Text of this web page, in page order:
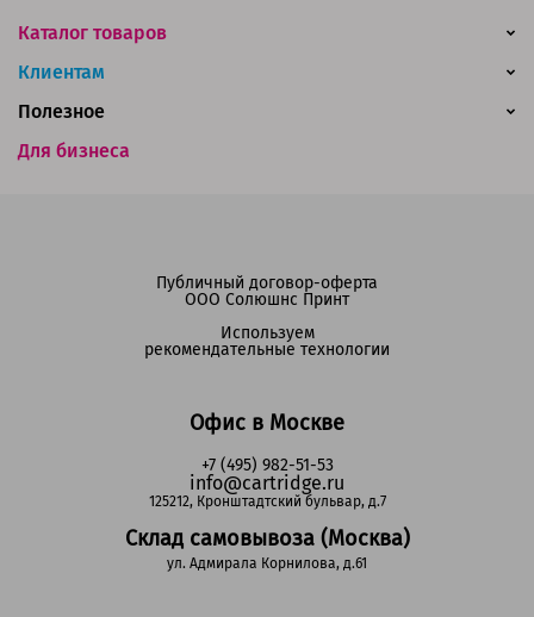
Каталог товаров
Клиентам
Для бизнеса
Полезное
Офис в Москве
+7 (495) 982-51-53
info@cartridge.ru
125212, Кронштадтский бульвар, д.7
Склад самовывоза (Москва)
ул. Адмирала Корнилова, д.61
Публичный договор-оферта
ООО Солюшнс Принт
Используем
рекомендательные технологии